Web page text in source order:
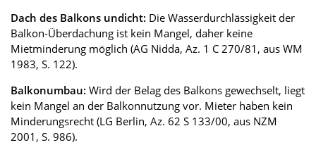
Dach des Balkons undicht: Die Wasserdurchlässigkeit der
Balkon-Überdachung ist kein Mangel, daher keine
Mietminderung möglich (AG Nidda, Az. 1 C 270/81, aus WM
1983, S. 122).
Balkonumbau: Wird der Belag des Balkons gewechselt, liegt
kein Mangel an der Balkonnutzung vor. Mieter haben kein
Minderungsrecht (LG Berlin, Az. 62 S 133/00, aus NZM
2001, S. 986).